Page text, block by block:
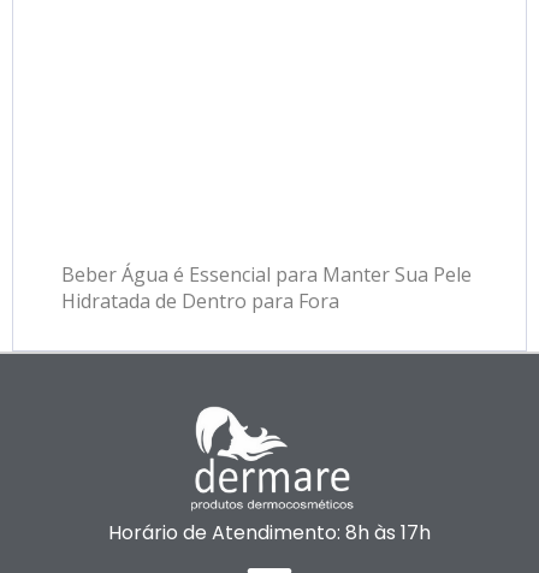
Beber Água é Essencial para Manter Sua Pele
Hidratada de Dentro para Fora
Horário de Atendimento: 8h às 17h